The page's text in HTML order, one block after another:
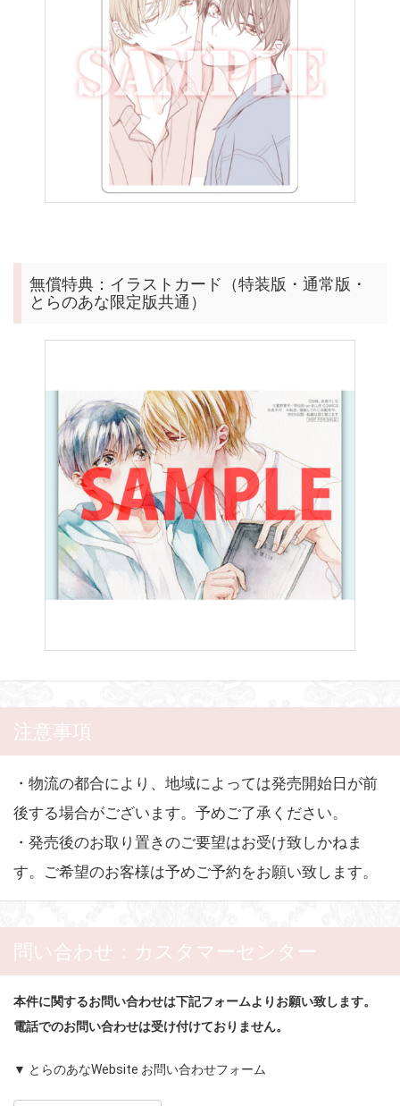
無償特典：イラストカード（特装版・通常版・
とらのあな限定版共通）
注意事項
・物流の都合により、地域によっては発売開始日が前
後する場合がございます。予めご了承ください。
・発売後のお取り置きのご要望はお受け致しかねま
す。ご希望のお客様は予めご予約をお願い致します。
問い合わせ：カスタマーセンター
本件に関するお問い合わせは下記フォームよりお願い致します。
電話でのお問い合わせは受け付けておりません。
▼ とらのあなWebsite お問い合わせフォーム